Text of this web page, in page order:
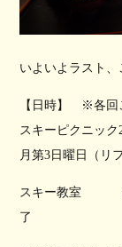
いよいよラスト、
【日時】 ※各回
スキーピクニック
月第3日曜日（リ
スキー教室
了